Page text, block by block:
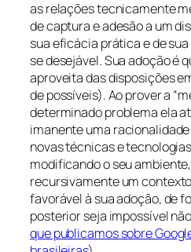
as relações tecnicamente
de captura e adesão a um
sua eficácia prática e de
se desejável. Sua adoção é
aproveita das disposições
de possíveis). Ao prover a
determinado problema ela
imanente uma
novas técnicas e
modificando o seu
recursivamente um
favorável à sua adoção, de
posterior seja impossível
que publicamos sobre